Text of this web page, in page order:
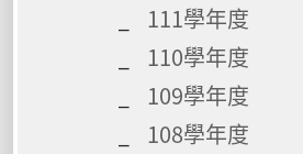
111學年度
110學年度
109學年度
108學年度